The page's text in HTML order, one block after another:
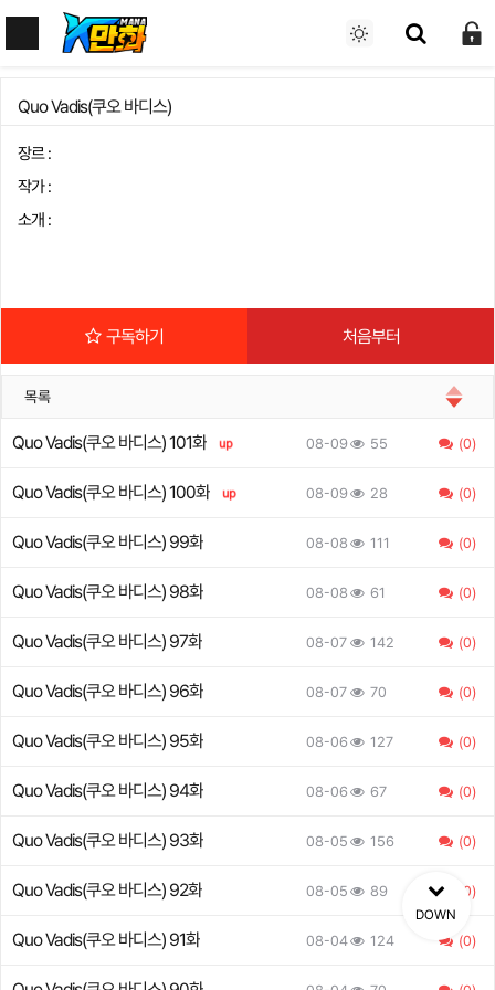
Quo Vadis(쿠오 바디스)
장르 :
작가 :
소개 :
구독하기 처음부터
목록
Quo Vadis(쿠오 바디스) 101화 up 08-09 55 (0)
Quo Vadis(쿠오 바디스) 100화 up 08-09 28 (0)
Quo Vadis(쿠오 바디스) 99화 08-08 111 (0)
Quo Vadis(쿠오 바디스) 98화 08-08 61 (0)
Quo Vadis(쿠오 바디스) 97화 08-07 142 (0)
Quo Vadis(쿠오 바디스) 96화 08-07 70 (0)
Quo Vadis(쿠오 바디스) 95화 08-06 127 (0)
Quo Vadis(쿠오 바디스) 94화 08-06 67 (0)
Quo Vadis(쿠오 바디스) 93화 08-05 156 (0)
Quo Vadis(쿠오 바디스) 92화 08-05 89 (0)
Quo Vadis(쿠오 바디스) 91화 08-04 124 (0)
DOWN